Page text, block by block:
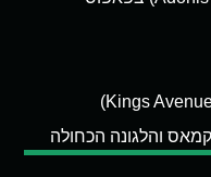
והלגונה הכחולה